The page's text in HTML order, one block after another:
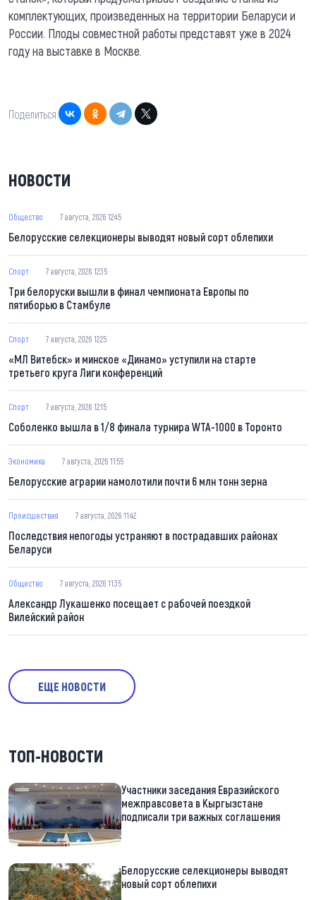
комплектующих, произведенных на территории Беларуси и
России. Плоды совместной работы представят уже в 2024
году на выставке в Москве.
Поделиться:
НОВОСТИ
Общество 7 августа, 2026 12:45
Белорусские селекционеры выводят новый сорт облепихи
Спорт 7 августа, 2026 12:35
Три белоруски вышли в финал чемпионата Европы по
пятиборью в Стамбуле
Спорт 7 августа, 2026 12:25
«МЛ Витебск» и минское «Динамо» уступили на старте
третьего круга Лиги конференций
Спорт 7 августа, 2026 12:15
Соболенко вышла в 1/8 финала турнира WTA-1000 в Торонто
Экономика 7 августа, 2026 11:55
Белорусские аграрии намолотили почти 6 млн тонн зерна
Происшествия 7 августа, 2026 11:42
Последствия непогоды устраняют в пострадавших районах
Беларуси
Общество 7 августа, 2026 11:35
Александр Лукашенко посещает с рабочей поездкой
Вилейский район
ЕЩЕ НОВОСТИ
ТОП-НОВОСТИ
Участники заседания Евразийского
межправсовета в Кыргызстане
подписали три важных соглашения
Белорусские селекционеры выводят
новый сорт облепихи